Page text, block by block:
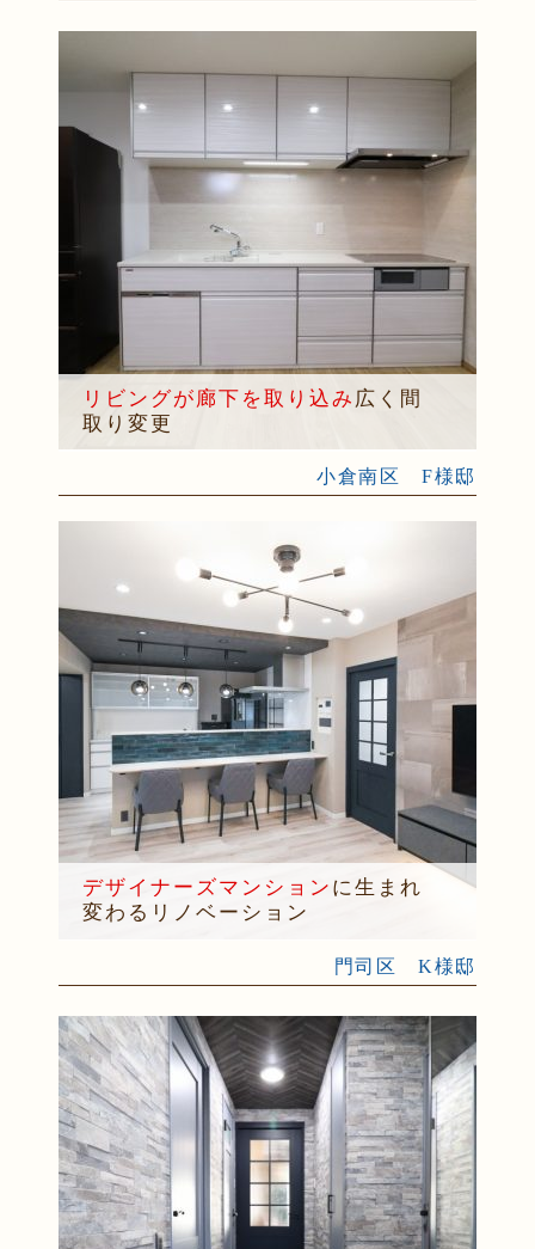
リビングが廊下を取り込み 広く間
取り変更
小倉南区 F様邸
デザイナーズマンション に生まれ
変わるリノベーション
門司区 K様邸